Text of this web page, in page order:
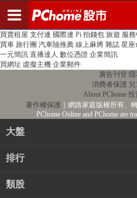
PChome首頁 線上購物 24h購物 書店
買賣租屋 支付連 國際連 Pi 拍錢包 旅遊 服
買車 旅行團 汽車險推薦 線上麻將 雜誌 星座
一元簡訊 直播達人 數位憑證 企業簡訊
買網址 虛擬主機 企業郵件
廣告刊登
消費者保護
About PChome 投
著作權保護 ｜網路家庭版權所有、
PChome Online and PChome are
大盤
排行
類股